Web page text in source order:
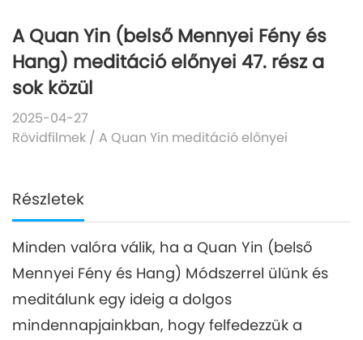
A Quan Yin (belső Mennyei Fény és
Hang) meditáció előnyei 47. rész a
sok közül
2025-04-27
Rövidfilmek / A Quan Yin meditáció előnyei
Részletek
Minden valóra válik, ha a Quan Yin (belső
Mennyei Fény és Hang) Módszerrel ülünk és
meditálunk egy ideig a dolgos
mindennapjainkban, hogy felfedezzük a